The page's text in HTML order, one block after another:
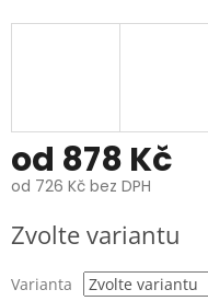
od 878 Kč
od 726 Kč bez DPH
cena:
Zvolte variantu
Varianta